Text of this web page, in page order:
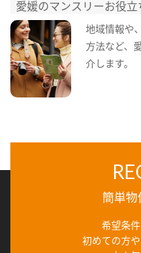
愛媛のマンスリーお役立
地域情報や
方法など、
介します。
簡単
希望条
初めての方